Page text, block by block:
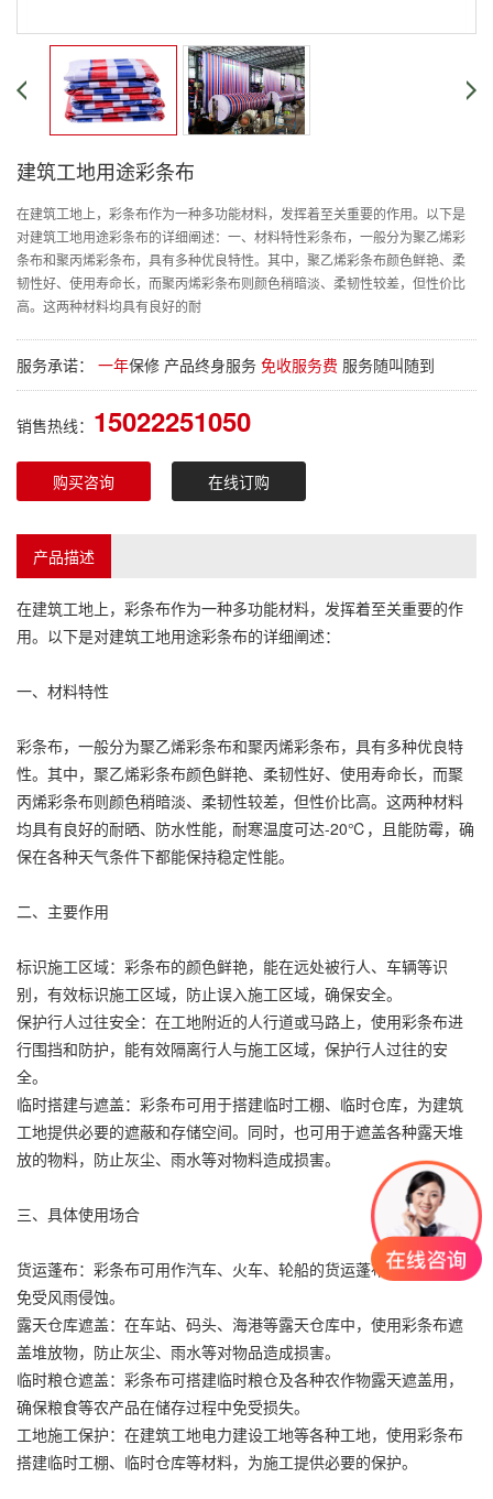
建筑工地用途彩条布
在建筑工地上，彩条布作为一种多功能材料，发挥着至关重要的作用。以下是
对建筑工地用途彩条布的详细阐述：一、材料特性彩条布，一般分为聚乙烯彩
条布和聚丙烯彩条布，具有多种优良特性。其中，聚乙烯彩条布颜色鲜艳、柔
韧性好、使用寿命长，而聚丙烯彩条布则颜色稍暗淡、柔韧性较差，但性价比
高。这两种材料均具有良好的耐
服务承诺： 一年保修 产品终身服务 免收服务费 服务随叫随到
销售热线： 15022251050
购买咨询 在线订购
产品描述
在建筑工地上， 彩条布作为一种多功能材料，发挥着至关重要的作
用。以下是对建筑工地用途彩条布的详细阐述：
一、材料特性
彩条布，一般分为聚乙烯彩条布和聚丙烯彩条布，具有多种优良特
性。其中， 聚乙烯彩条布颜色鲜艳、柔韧性好、使用寿命长，而聚
丙烯彩条布则颜色稍暗淡、柔韧性较差，但性价比高。这两种材料
均具有良好的耐晒、防水性能，耐寒温度可达-20℃，且能防霉，确
保在各种天气条件下都能保持稳定性能。
二、主要作用
标识施工区域：彩条布的颜色鲜艳，能在远处被行人、车辆等识
别，有效标识施工区域，防止误入施工区域，确保安全。
保护行人过往安全：在工地附近的人行道或马路上，使用彩条布进
行围挡和防护，能有效隔离行人与施工区域，保护行人过往的安
全。
临时搭建与遮盖：彩条布可用于搭建临时工棚、临时仓库，为建筑
工地提供必要的遮蔽和存储空间。同时，也可用于遮盖各种露天堆
放的物料，防止灰尘、雨水等对物料造成损害。
三、具体使用场合
货运蓬布：彩条布可用作汽车、火车、轮船的货运蓬布，保护货物
免受风雨侵蚀。
露天仓库遮盖：在车站、码头、海港等露天仓库中，使用彩条布遮
盖堆放物，防止灰尘、雨水等对物品造成损害。
临时粮仓遮盖：彩条布可搭建临时粮仓及各种农作物露天遮盖用，
确保粮食等农产品在储存过程中免受损失。
工地施工保护：在建筑工地电力建设工地等各种工地，使用彩条布
搭建临时工棚、临时仓库等材料，为施工提供必要的保护。